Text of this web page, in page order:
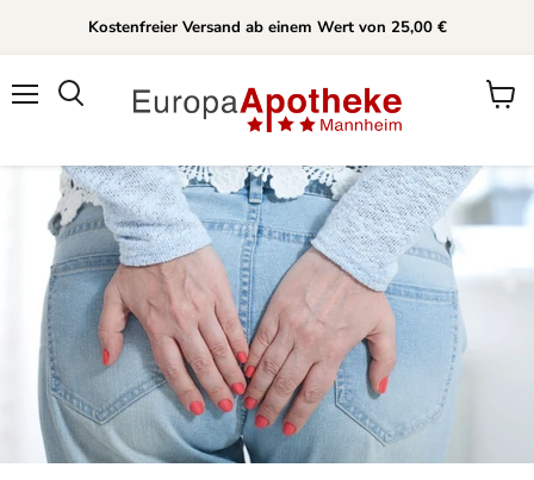
Kostenfreier Versand ab einem Wert von 25,00 €